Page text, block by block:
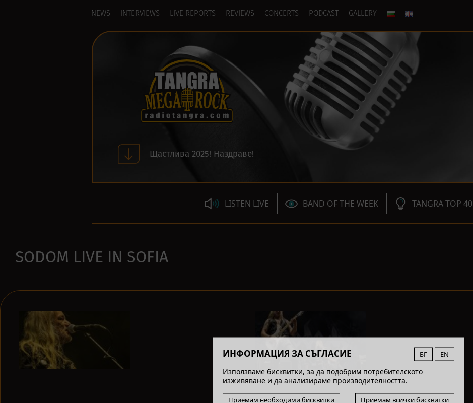
ИНФОРМАЦИЯ ЗА СЪГЛАСИЕ БГ EN
Използваме бисквитки, за да подобрим потребителското
изживяване и да анализираме производителността.
Приемам необходими бисквитки Приемам всички бисквитки
NEWS INTERVIEWS LIVE REPORTS REVIEWS CONCERTS PODCAST GALLERY
Щастлива 2025! Наздраве!
LISTEN LIVE BAND OF THE WEEK TANGRA TOP 40
SODOM LIVE IN SOFIA